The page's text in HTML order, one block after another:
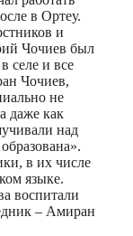
в Ортеу.
и
Чочиев был
селе и все
Чочиев,
не
даже как
над
в их числе
языке.
воспитали
– Амиран